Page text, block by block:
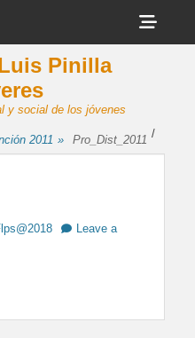
Pinilla
y social de los jóvenes
/
2011 » Pro_Dist_2011
Leave a